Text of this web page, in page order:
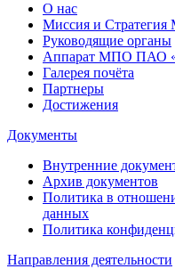
О нас
Миссия и
Руководящие органы
Аппарат МПО ПАО
Галерея почёта
Партнеры
Достижения
Документы
Внутренние
Архив документов
Политика в
данных
Политика
Направления деятельности